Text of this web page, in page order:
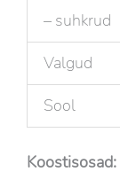
– suhkrud
Valgud
Sool
Koostisosad: